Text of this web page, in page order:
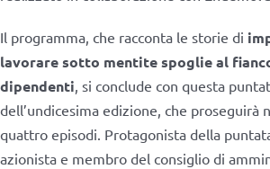
Il programma, che racconta le storie di
lavorare sotto mentite spoglie al
dipendenti, si conclude con questa
dell’undicesima edizione, che proseguirà
quattro episodi. Protagonista della
azionista e membro del consiglio di